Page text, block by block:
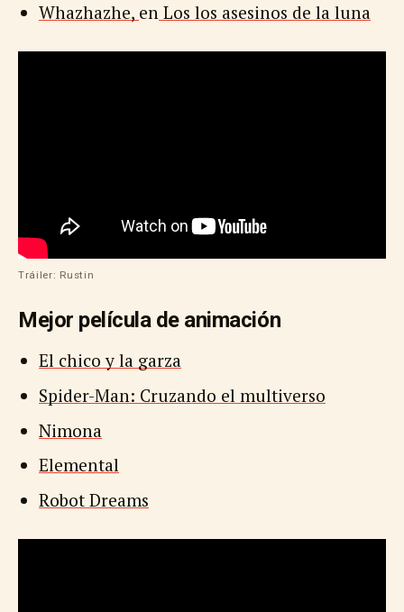
Whazhazhe, en Los los asesinos de la luna
Tráiler: Rustin
Mejor película de animación
El chico y la garza
Spider-Man: Cruzando el multiverso
Nimona
Elemental
Robot Dreams